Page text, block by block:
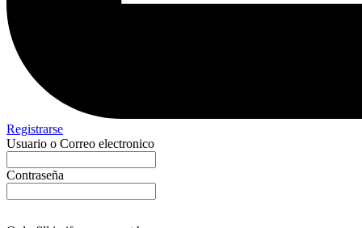
Registrarse
Usuario o Correo electronico
Contraseña